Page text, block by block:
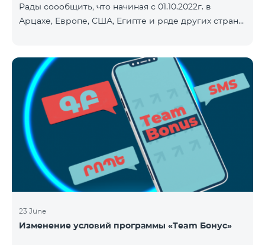
Рады соообщить, что начиная с 01.10.2022г. в
Арцахе, Европе, США, Египте и ряде других стран
звонки в Армению звонки – 150 драм/минута.
Исходящие звонки локальные – 500 драм/минута.
SMS – 150 драм. Полный список стран: Арцах,
Албания, Австралия, Австрия, Бельгия, Болгария,
Босния и Герцеговина, Великобритания, Венгрия,
Германия, Греция, Дания, Джерси, Египет,
Ирландия, Исландия, Испани
23 June
Изменение условий программы «Team Бонус»